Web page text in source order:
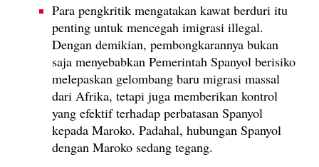
Para pengkritik mengatakan kawat berduri itu
penting untuk mencegah imigrasi illegal.
Dengan demikian, pembongkarannya bukan
saja menyebabkan Pemerintah Spanyol berisiko
melepaskan gelombang baru migrasi massal
dari Afrika, tetapi juga memberikan kontrol
yang efektif terhadap perbatasan Spanyol
kepada Maroko. Padahal, hubungan Spanyol
dengan Maroko sedang tegang.